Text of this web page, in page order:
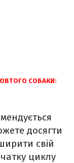
СОБАКИ:
досягти
свій
циклу